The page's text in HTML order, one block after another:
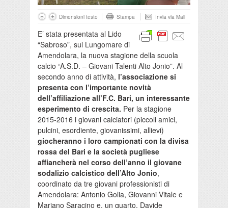
Dimensioni testo Stampa Invia via Mail
E’ stata presentata al Lido
“Sabroso”, sul Lungomare di
Amendolara, la nuova stagione della scuola
calcio “A.S.D. – Giovani Talenti Alto Jonio”. Al
secondo anno di attività, l’associazione si
presenta con l’importante novità
dell’affiliazione all’F.C. Bari, un interessante
esperimento di crescita. Per la stagione
2015-2016 i giovani calciatori (piccoli amici,
pulcini, esordiente, giovanissimi, allievi)
giocheranno i loro campionati con la divisa
rossa del Bari e la società pugliese
affiancherà nel corso dell’anno il giovane
sodalizio calcistico dell’Alto Jonio,
coordinato da tre giovani professionisti di
Amendolara: Antonio Golia, Giovanni Vitale e
Mariano Saracino e, un quarto, Davide